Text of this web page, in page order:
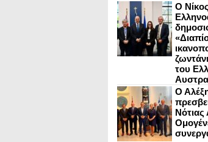
Ο
του
Ο
Νότιας